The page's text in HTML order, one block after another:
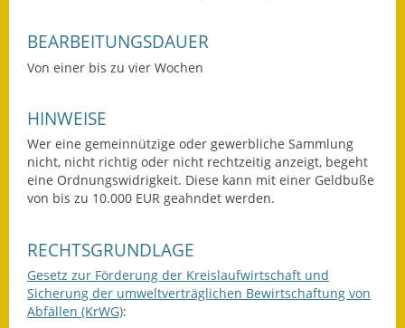
Bebauungspläne
Gerätehütten
Gutachterausschuss
Mietspiegel
BEARBEITUNGSDAUER
Von einer bis zu vier Wochen
HINWEISE
Wer eine gemeinnützige oder gewerbliche Sammlung
nicht, nicht richtig oder nicht rechtzeitig anzeigt, begeht
eine Ordnungswidrigkeit. Diese kann mit einer Geldbuße
von bis zu 10.000 EUR geahndet werden.
RECHTSGRUNDLAGE
Gesetz zur Förderung der Kreislaufwirtschaft und
Sicherung der umweltverträglichen Bewirtschaftung von
Abfällen (KrWG):